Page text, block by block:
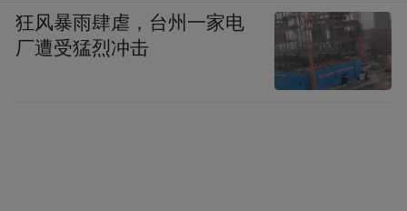
狂风暴雨肆虐，台州一家电
厂遭受猛烈冲击